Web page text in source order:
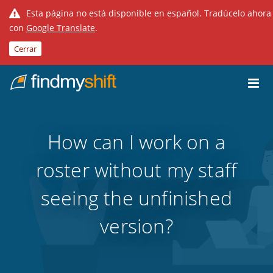
Esta página no está disponible en español. Tradúcelo ahora
con Google Translate.
Cerrar
Inicio
How can I work on a
roster without my staff
seeing the unfinished
version?